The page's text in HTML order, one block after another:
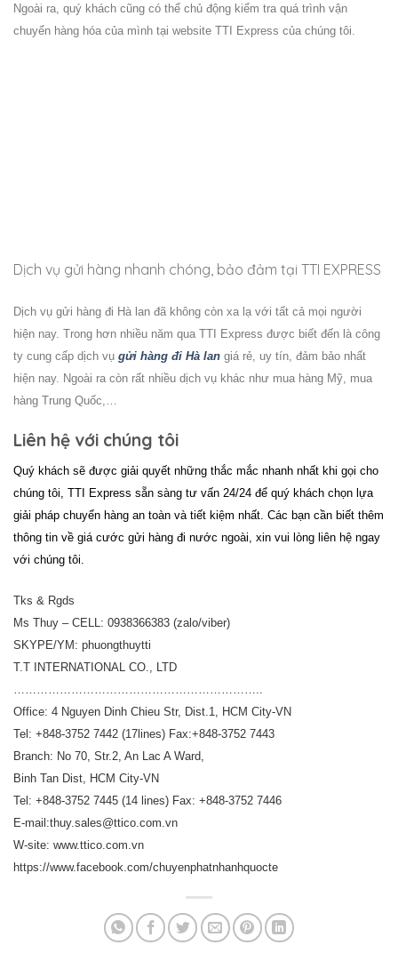
Ngoài ra, quý khách cũng có thể chủ động kiểm tra quá trình vận
chuyển hàng hóa của mình tại website TTI Express của chúng tôi.
Dịch vụ gửi hàng nhanh chóng, bảo đảm tại TTI EXPRESS
Dịch vụ gửi hàng đi Hà lan đã không còn xa lạ với tất cả mọi người
hiện nay. Trong hơn nhiều năm qua TTI Express được biết đến là công
ty cung cấp dịch vụ gửi hàng đi Hà lan giá rẻ, uy tín, đảm bảo nhất
hiện nay. Ngoài ra còn rất nhiều dịch vụ khác như mua hàng Mỹ, mua
hàng Trung Quốc,…
Liên hệ với chúng tôi
Quý khách sẽ được giải quyết những thắc mắc nhanh nhất khi gọi cho
chúng tôi, TTI Express sẵn sàng tư vấn 24/24 để quý khách chọn lựa
giải pháp chuyển hàng an toàn và tiết kiệm nhất. Các bạn cần biết thêm
thông tin về giá cước gửi hàng đi nước ngoài, xin vui lòng liên hệ ngay
với chúng tôi.
Tks & Rgds
Ms Thuy – CELL: 0938366383 (zalo/viber)
SKYPE/YM: phuongthuytti
T.T INTERNATIONAL CO., LTD
Office: 4 Nguyen Dinh Chieu Str, Dist.1, HCM City-VN
Tel: +848-3752 7442 (17lines) Fax:+848-3752 7443
Branch: No 70, Str.2, An Lac A Ward,
Binh Tan Dist, HCM City-VN
Tel: +848-3752 7445 (14 lines) Fax: +848-3752 7446
E-mail:thuy.sales@ttico.com.vn
W-site: www.ttico.com.vn
https://www.facebook.com/chuyenphatnhanhquocte